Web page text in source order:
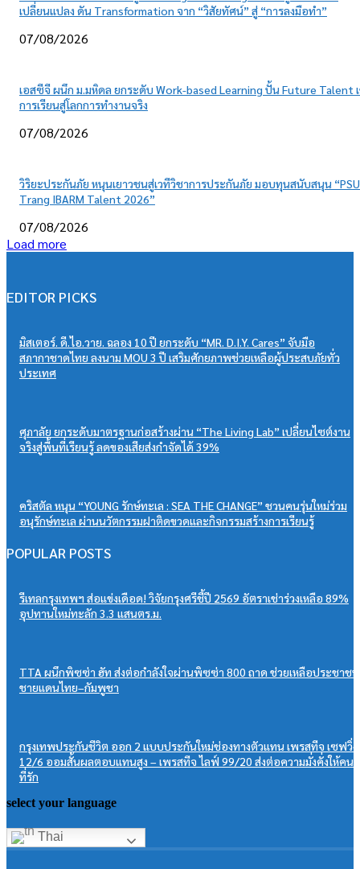
เปลี่ยนแปลง ดัน Transformation จาก “วิสัยทัศน์” สู่ “การลงมือทำ”
07/08/2026
เอสซีจี ผนึก ม.มหิดล ยกระดับ Work-based Learning ปั้น Future Talent
การเรียนสู่โลกการทำงานจริง
07/08/2026
วิริยะประกันภัย หนุนเยาวชนสู่เวทีวิชาการประกันภัย มอบทุนสนับสนุน “PSU
Trang IBARM Talent 2026”
07/08/2026
Load more
EDITOR PICKS
มิสเตอร์. ดี.ไอ.วาย. ฉลอง 10 ปี ยกระดับ “MR. D.I.Y. Cares” จับมือ
สภากาชาดไทย ลงนาม MOU 3 ปี เสริมศักยภาพช่วยเหลือผู้ประสบภัยทั่ว
ประเทศ
ศุภาลัย ยกระดับมาตรฐานก่อสร้างผ่าน “The Living Lab” เปลี่ยนไซต์งาน
จริงสู่พื้นที่เรียนรู้ ลดของเสียส่งกำจัดได้ 39%
คริสตัล หนุน “YOUNG รักษ์ทะเล : SEA THE CHANGE” ชวนคนรุ่นใหม่ร่วม
อนุรักษ์ทะเล ผ่านนวัตกรรมฝาติดขวดและกิจกรรมสร้างการเรียนรู้
POPULAR POSTS
รีเทลกรุงเทพฯ ส่อแข่งเดือด! วิจัยกรุงศรีชี้ปี 2569 อัตราเช่าร่วงเหลือ 89%
อุปทานใหม่ทะลัก 3.3 แสนตร.ม.
TTA ผนึกพิซซ่า ฮัท ส่งต่อกำลังใจผ่านพิซซ่า 800 ถาด ช่วยเหลือประชาชน
ชายแดนไทย–กัมพูชา
กรุงเทพประกันชีวิต ออก 2 แบบประกันใหม่ช่องทางตัวแทน เพรสทีจ เซฟวิ่ง
12/6 ออมสั้นผลตอบแทนสูง – เพรสทีจ ไลฟ์ 99/20 ส่งต่อความมั่งคั่งให้คน
ที่รัก
select your language
Thai